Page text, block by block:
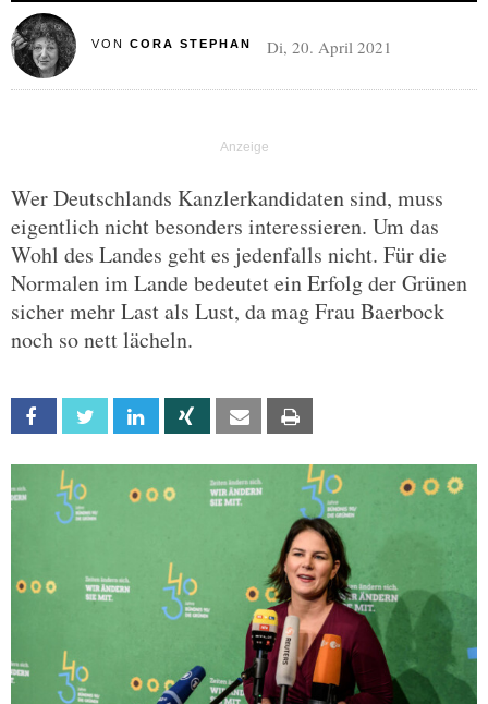
VON CORA STEPHAN Di, 20. April 2021
Wer Deutschlands Kanzlerkandidaten sind, muss
eigentlich nicht besonders interessieren. Um das
Wohl des Landes geht es jedenfalls nicht. Für die
Normalen im Lande bedeutet ein Erfolg der Grünen
sicher mehr Last als Lust, da mag Frau Baerbock
noch so nett lächeln.
Facebook Twitter Linkedin Xing Email